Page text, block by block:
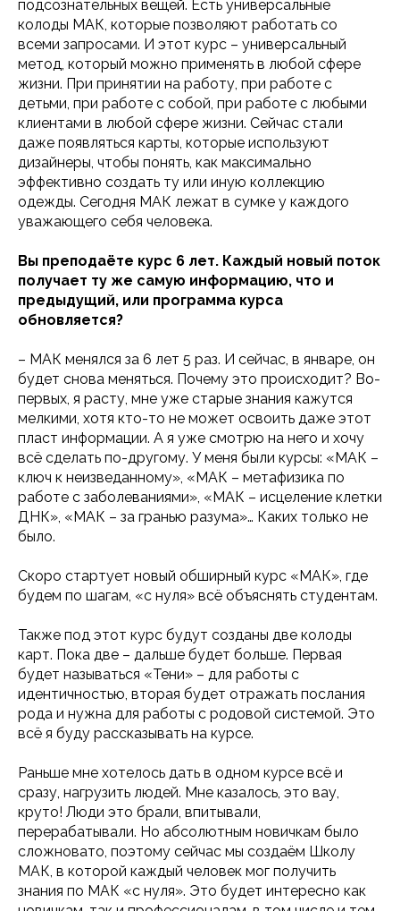
подсознательных вещей. Есть универсальные
колоды МАК, которые позволяют работать со
всеми запросами. И этот курс – универсальный
метод, который можно применять в любой сфере
жизни. При принятии на работу, при работе с
детьми, при работе с собой, при работе с любыми
клиентами в любой сфере жизни. Сейчас стали
даже появляться карты, которые используют
дизайнеры, чтобы понять, как максимально
эффективно создать ту или иную коллекцию
одежды. Сегодня МАК лежат в сумке у каждого
уважающего себя человека.
Вы преподаёте курс 6 лет. Каждый новый поток
получает ту же самую информацию, что и
предыдущий, или программа курса
обновляется?
– МАК менялся за 6 лет 5 раз. И сейчас, в январе, он
будет снова меняться. Почему это происходит? Во-
первых, я расту, мне уже старые знания кажутся
мелкими, хотя кто-то не может освоить даже этот
пласт информации. А я уже смотрю на него и хочу
всё сделать по-другому. У меня были курсы: «МАК –
ключ к неизведанному», «МАК – метафизика по
работе с заболеваниями», «МАК – исцеление клетки
ДНК», «МАК – за гранью разума»… Каких только не
было.
Скоро стартует новый обширный курс «МАК», где
будем по шагам, «с нуля» всё объяснять студентам.
Также под этот курс будут созданы две колоды
карт. Пока две – дальше будет больше. Первая
будет называться «Тени» – для работы с
идентичностью, вторая будет отражать послания
рода и нужна для работы с родовой системой. Это
всё я буду рассказывать на курсе.
Раньше мне хотелось дать в одном курсе всё и
сразу, нагрузить людей. Мне казалось, это вау,
круто! Люди это брали, впитывали,
перерабатывали. Но абсолютным новичкам было
сложновато, поэтому сейчас мы создаём Школу
МАК, в которой каждый человек мог получить
знания по МАК «с нуля». Это будет интересно как
ООО «ИСП»
ОГРН 1197746615736
ИНН 7727431274
125315, г. Москва,
пр-кт Ленинградский, д. 68, стр. 24,
эт/пом/ком 2/IV/20
+7(499) 229-58-68,
+7 (495) 152-08-01
info@iomp.ru
Расписание
Преподаватели